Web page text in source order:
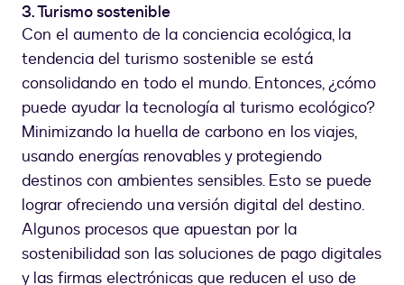
3. Turismo sostenible
Con el aumento de la conciencia ecológica, la
tendencia del turismo sostenible se está
consolidando en todo el mundo. Entonces, ¿cómo
puede ayudar la tecnología al turismo ecológico?
Minimizando la huella de carbono en los viajes,
usando energías renovables y protegiendo
destinos con ambientes sensibles. Esto se puede
lograr ofreciendo una versión digital del destino.
Algunos procesos que apuestan por la
sostenibilidad son las soluciones de pago digitales
y las firmas electrónicas que reducen el uso de